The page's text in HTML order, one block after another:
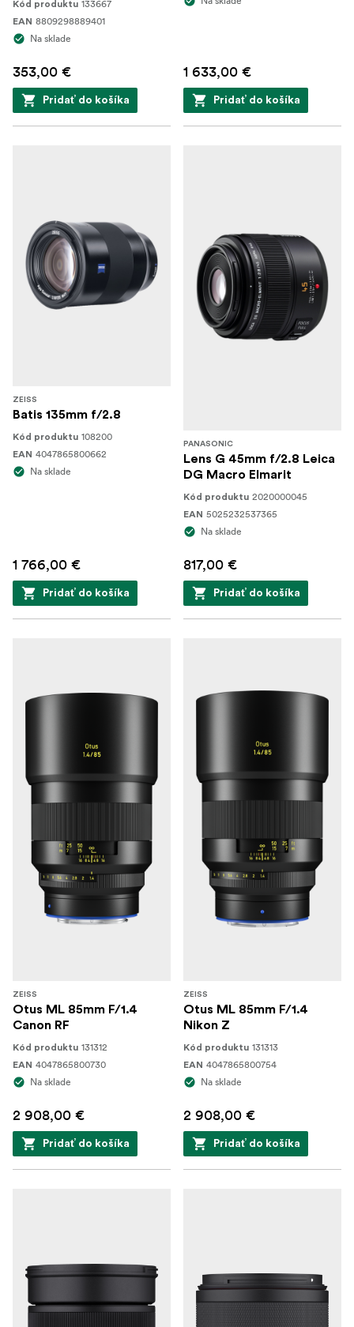
Kód produktu 133667
EAN 8809298889401
Na sklade
353,00 €
Pridať do košíka
1 633,00 €
Pridať do košíka
ZEISS
Batis 135mm f/2.8
Kód produktu 108200
EAN 4047865800662
Na sklade
1 766,00 €
Pridať do košíka
PANASONIC
Lens G 45mm f/2.8 Leica
DG Macro Elmarit
Kód produktu 2020000045
EAN 5025232537365
Na sklade
817,00 €
Pridať do košíka
ZEISS
Otus ML 85mm F/1.4
Canon RF
Kód produktu 131312
EAN 4047865800730
Na sklade
2 908,00 €
Pridať do košíka
ZEISS
Otus ML 85mm F/1.4
Nikon Z
Kód produktu 131313
EAN 4047865800754
Na sklade
2 908,00 €
Pridať do košíka